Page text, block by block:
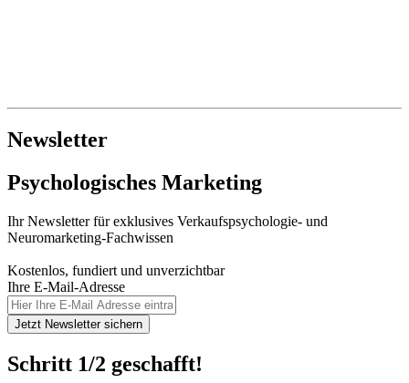
Newsletter
Psychologisches Marketing
Ihr Newsletter für exklusives Verkaufspsychologie- und
Neuromarketing-Fachwissen
Kostenlos, fundiert und unverzichtbar
Ihre E-Mail-Adresse
Jetzt Newsletter sichern
Schritt 1/2 geschafft!